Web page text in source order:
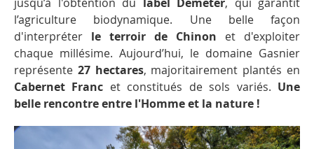
l’agriculture biodynamique. Une belle façon
d'interpréter le terroir de Chinon et d'exploiter
chaque millésime. Aujourd’hui, le domaine Gasnier
représente 27 hectares, majoritairement plantés en
Cabernet Franc et constitués de sols variés. Une
belle rencontre entre l'Homme et la nature !